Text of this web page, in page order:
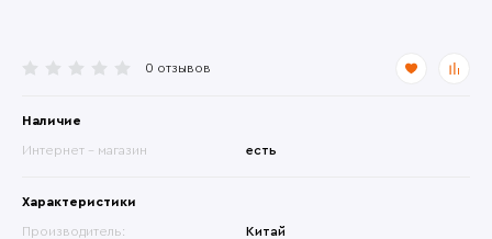
0 отзывов
Наличие
Интернет - магазин есть
Характеристики
Производитель:
Китай